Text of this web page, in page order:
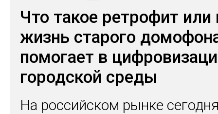
Что такое ретрофит или
жизнь старого
помогает в
городской среды
На российском рынке